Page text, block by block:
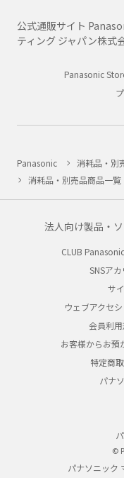
公式通販サイト
ティング ジャパン株式
Panasonic
Panasonic
消耗品・別
消耗品・別売品商品一覧
法人向け製品・
CLUB
SNSア
サ
ウェブアクセ
会員利
お客様からお預
特定商
パナ
©
パナソニック